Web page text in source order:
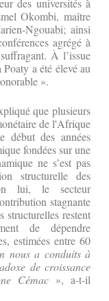
des universités à
Okombi, maître
Ngouabi; ainsi
agrégé à
À l’issue
a été élevé au
».
que plusieurs
de l'Afrique
début des années
fondées sur une
ne s’est pas
structurelle des
lui, le secteur
stagnante
structurelles restent
de dépendre
estimées entre 60
nous a conduits à
de croissance
Cémac », a-t-il